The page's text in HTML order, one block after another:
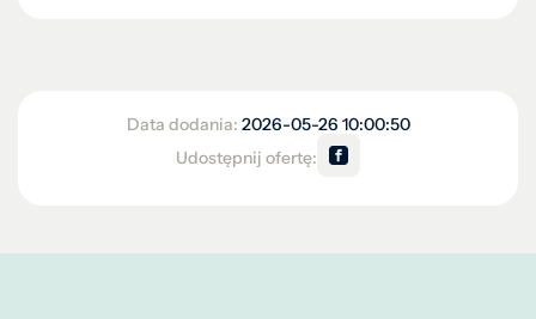
Data dodania: 2026-05-26 10:00:50
Udostępnij ofertę: